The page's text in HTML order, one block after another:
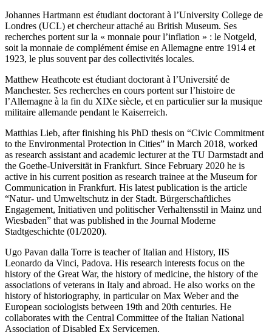
Johannes Hartmann est étudiant doctorant à l’University College de
Londres (UCL) et chercheur attaché au British Museum. Ses
recherches portent sur la « monnaie pour l’inflation » : le Notgeld,
soit la monnaie de complément émise en Allemagne entre 1914 et
1923, le plus souvent par des collectivités locales.
Matthew Heathcote est étudiant doctorant à l’Université de
Manchester. Ses recherches en cours portent sur l’histoire de
l’Allemagne à la fin du XIXe siècle, et en particulier sur la musique
militaire allemande pendant le Kaiserreich.
Matthias Lieb, after finishing his PhD thesis on “Civic Commitment
to the Environmental Protection in Cities” in March 2018, worked
as research assistant and academic lecturer at the TU Darmstadt and
the Goethe-Universität in Frankfurt. Since February 2020 he is
active in his current position as research trainee at the Museum for
Communication in Frankfurt. His latest publication is the article
“Natur- und Umweltschutz in der Stadt. Bürgerschaftliches
Engagement, Initiativen und politischer Verhaltensstil in Mainz und
Wiesbaden” that was published in the Journal Moderne
Stadtgeschichte (01/2020).
Ugo Pavan dalla Torre is teacher of Italian and History, IIS
Leonardo da Vinci, Padova. His research interests focus on the
history of the Great War, the history of medicine, the history of the
associations of veterans in Italy and abroad. He also works on the
history of historiography, in particular on Max Weber and the
European sociologists between 19th and 20th centuries. He
collaborates with the Central Committee of the Italian National
Association of Disabled Ex Servicemen.